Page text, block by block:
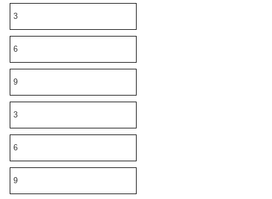
3
6
9
3
6
9